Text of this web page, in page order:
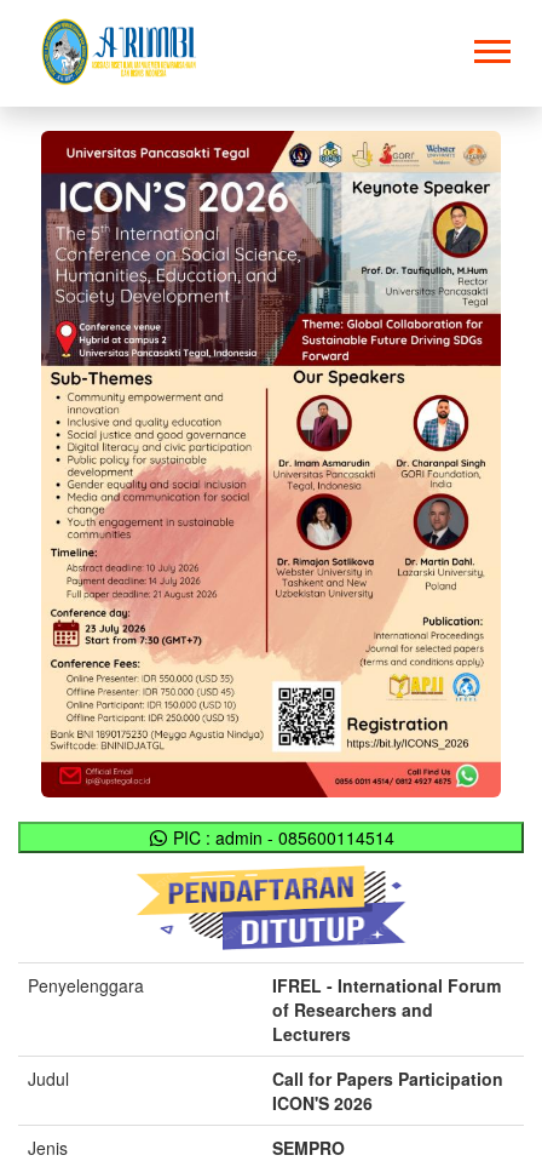
PIC : admin - 085600114514
Penyelenggara
IFREL - International Forum
of Researchers and
Lecturers
Judul
Call for Papers Participation
ICON'S 2026
Jenis
SEMPRO